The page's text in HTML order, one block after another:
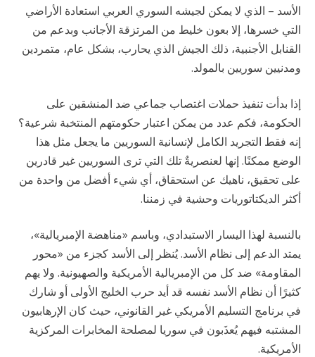
الأسد – الذي لا يمكن لجيشه السوري العربي استعادة الأراضي
التي خسرها، إلا بعون خليط من المرتزقة الأجانب وبدعم من
القنابل الأجنبية، ذلك الجيش الذي يحارب، بشكل عام، متمردين
ومدنيين سوريين بالمولد.
إذا بدأت تنفيذ حملات اغتصاب جماعي ضد المنشقين على
الحكومة، فكم عدد من يمكن اعتبار حكومتهم المنتخبة شرعية؟
إنه فقط التجريد الكامل لإنسانية السوريين ما يجعل مثل هذا
الوضع ممكنًا. إنها لعنصريةٌ تلك التي ترى السوريين غير قادرين
على تحقيق، ناهيك عن استحقاق، أي شيء أفضل من واحدة من
أكثر الديكتاتوريات وحشية في زمننا.
بالنسبة لهذا اليسار الاستبدادي، وباسم «مناهضة الإمبريالية»،
يمتد الدعم إلى نظام الأسد. يُنظر إلى الأسد كجزء من «محور
المقاومة» ضد كل من الإمبريالية الأمريكية والصهيونية. ولا يهم
كثيرًا أن نظام الأسد نفسه قد أيد حرب الخليج الأولى أو شارك
في برنامج التسليم الأمريكي غير القانوني، حيث كان الإرهابيون
المشتبه فيهم يُعذَبون في سوريا لمصلحة المخابرات المركزية
الأمريكية.